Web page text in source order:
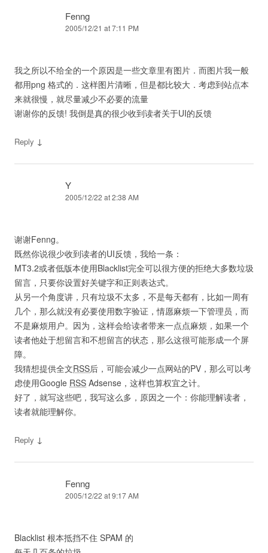
Fenng
2005/12/21 at 7:11 PM
我之所以不给全的一个原因是一些文章里有图片．而图片我一般
都用png 格式的．这样图片清晰，但是都比较大．考虑到站点本
来就很慢，就尽量减少不必要的流量
谢谢你的反馈! 我倒是真的很少收到读者关于UI的反馈
Reply ↓
Y
2005/12/22 at 2:38 AM
谢谢Fenng。
既然你说很少收到读者的UI反馈，我给一条：
MT3.2或者低版本使用Blacklist完全可以很方便的拒绝大多数垃圾
留言，只要你设置好关键字和正则表达式。
从另一个角度讲，只有垃圾不太多，不是每天都有，比如一周有
几个，那么就没有必要使用数字验证，情愿麻烦一下管理员，而
不是麻烦用户。因为，这样会给读者带来一点点麻烦，如果一个
读者他处于想留言和不想留言的状态，那么这很可能形成一个屏
障。
我猜想提供全文RSS后，可能会减少一点网站的PV，那么可以考
虑使用Google RSS Adsense，这样也算权宜之计。
好了，就写这些吧，我写这么多，原因之一个：你能理解读者，
读者就能理解你。
Reply ↓
Fenng
2005/12/22 at 9:17 AM
Blacklist 根本抵挡不住 SPAM 的